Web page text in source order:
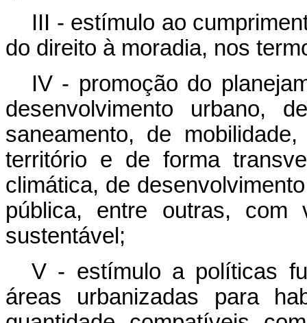
III - estímulo ao
do direito à moradia, nos
IV - promoção do
desenvolvimento urbano,
saneamento, de
território e de forma
climática, de
pública, entre outras, com
sustentável;
V - estímulo a políticas
áreas urbanizadas para